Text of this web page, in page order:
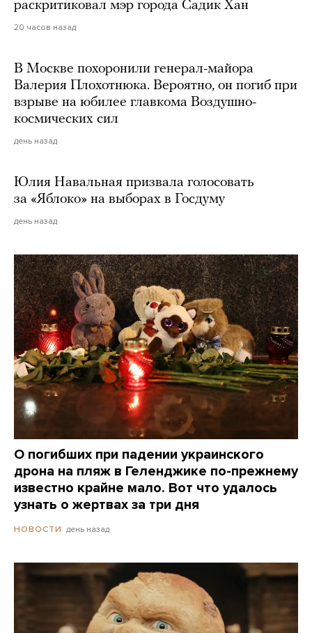
раскритиковал мэр города Садик Хан
20 часов назад
В Москве похоронили генерал-майора
Валерия Плохотнюка. Вероятно, он погиб при
взрыве на юбилее главкома Воздушно-
космических сил
день назад
Юлия Навальная призвала голосовать
за «Яблоко» на выборах в Госдуму
день назад
О погибших при падении украинского
дрона на пляж в Геленджике по-прежнему
известно крайне мало. Вот что удалось
узнать о жертвах за три дня
НОВОСТИ день назад